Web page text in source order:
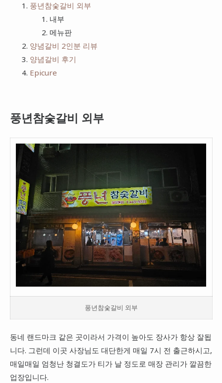
피자풍년참숯갈비 외부
내부
메뉴판
양념갈비 2인분 리뷰
양념갈비 후기
Epicure
풍년참숯갈비 외부
풍년참숯갈비 외부
동네 랜드마크 같은 곳이라서 가격이 높아도 장사가 항상 잘됩
니다. 그런데 이곳 사장님도 대단한게 매일 7시 전 출근하시고,
매일매일 엄청난 청결도가 티가 날 정도로 매장 관리가 깔끔한
업장입니다.